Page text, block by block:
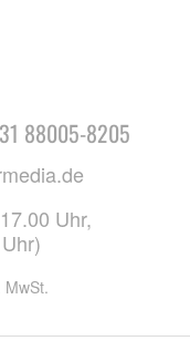
88005-8205
Uhr,
MwSt.